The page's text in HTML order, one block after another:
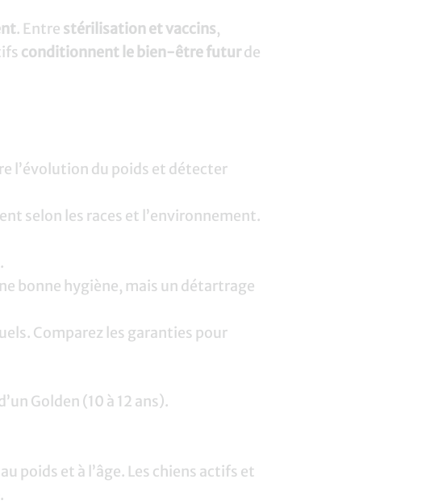
. Entre stérilisation et vaccins,
conditionnent le bien-être futurde
l’évolution du poids et détecter
selon les races et l’environnement.
bonne hygiène, mais un détartrage
Comparez les garanties pour
Golden (10 à 12 ans).
au poids et à l’âge. Les chiens actifs et
.